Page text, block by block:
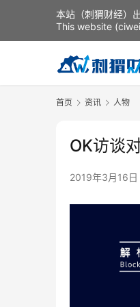
首页 资讯 人物
OK访谈
2019年3月16
本站（刺猬财经）
This website